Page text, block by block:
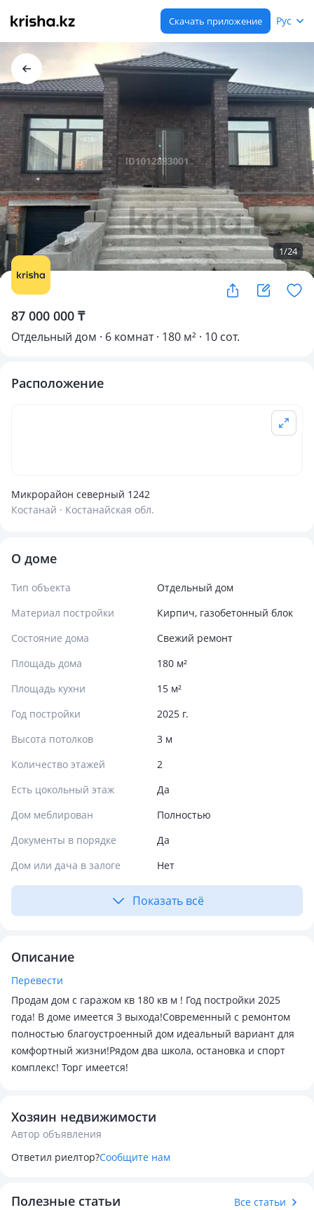
Скачать приложение Рус
1/24
87 000 000 ₸
Отдельный дом · 6 комнат · 180 м² · 10 сот.
Расположение
Микрорайон северный 1242
Костанай · Костанайская обл.
О доме
Тип объекта
Отдельный дом
Материал постройки
Кирпич, газобетонный блок
Состояние дома
Свежий ремонт
Площадь дома
180 м²
Площадь кухни
15 м²
Год постройки
2025 г.
Высота потолков
3 м
Количество этажей
2
Есть цокольный этаж
Да
Дом меблирован
Полностью
Документы в порядке
Да
Дом или дача в залоге
Нет
Показать всё
Описание
Перевести
Продам дом с гаражом кв 180 кв м ! Год постройки 2025
года! В доме имеется 3 выхода!Современный с ремонтом
полностью благоустроенный дом идеальный вариант для
комфортный жизни!Рядом два школа, остановка и спорт
комплекс! Торг имеется!
Хозяин недвижимости
Автор объявления
Ответил риелтор?Сообщите нам
Полезные статьи Все статьи